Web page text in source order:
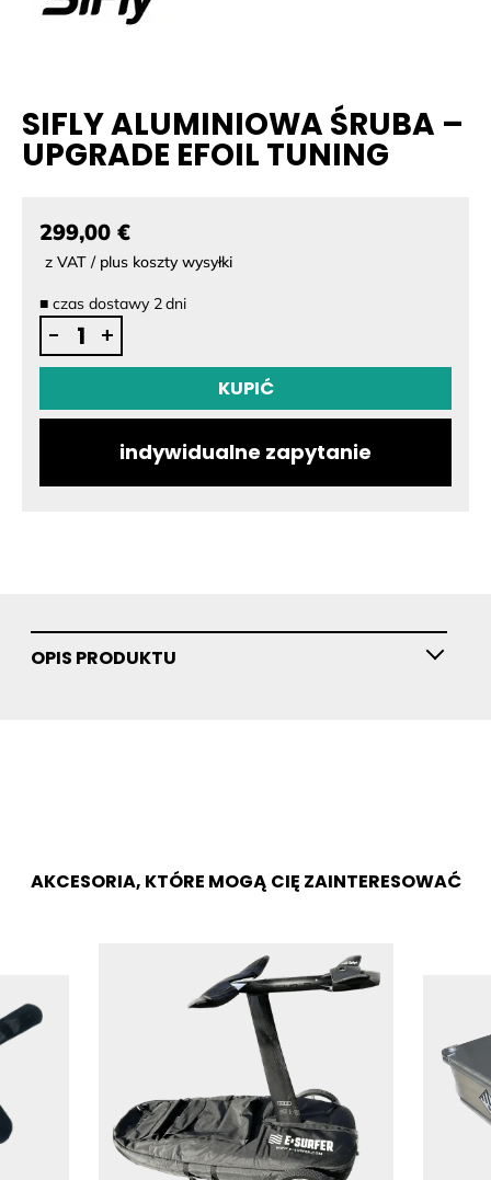
SIFLY ALUMINIOWA ŚRUBA –
UPGRADE EFOIL TUNING
299,00 €
z VAT / plus koszty wysyłki
■ czas dostawy 2dni
ilość
SiFly
śruba
eFoil
+
-
KUPIĆ
indywidualne zapytanie
OPIS PRODUKTU
AKCESORIA, KTÓRE MOGĄ CIĘ ZAINTERESOWAĆ